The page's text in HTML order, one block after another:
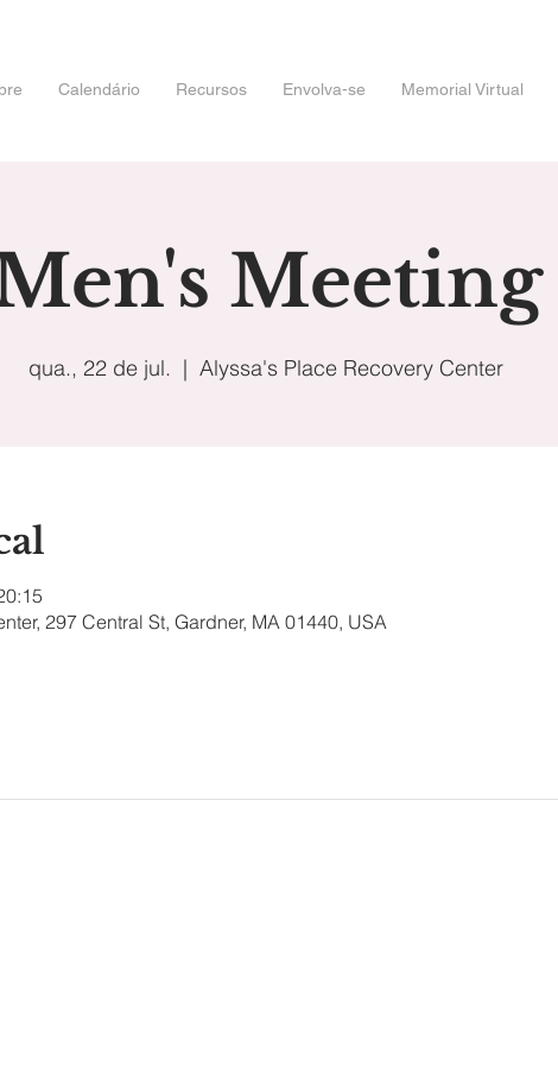
Calendário Recursos Envolva-se Memorial Virtual
Meeting
qua., 22 de jul.
  |
Alyssa's Place Recovery Center
297 Central St, Gardner, MA 01440, USA